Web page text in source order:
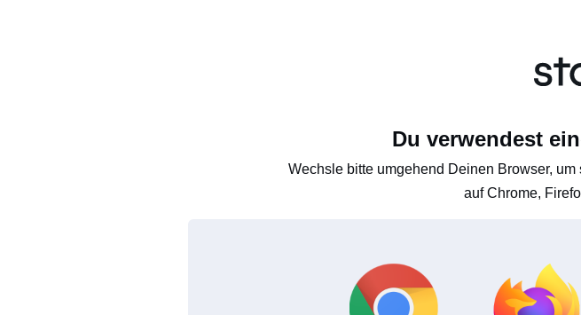
Du verwendest
Wechsle bitte umgehend Deinen Browser,
auf Chrome,